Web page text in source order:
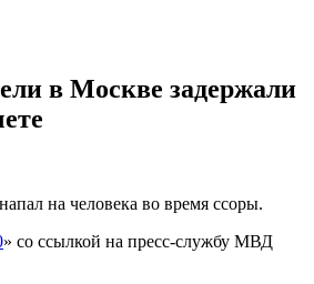
в Москве задержали
на человека во время ссоры.
» со ссылкой на пресс-службу МВД